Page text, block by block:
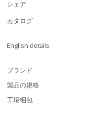
シェア
カタログ
English details
ブランド
製品の規格
工場梱包